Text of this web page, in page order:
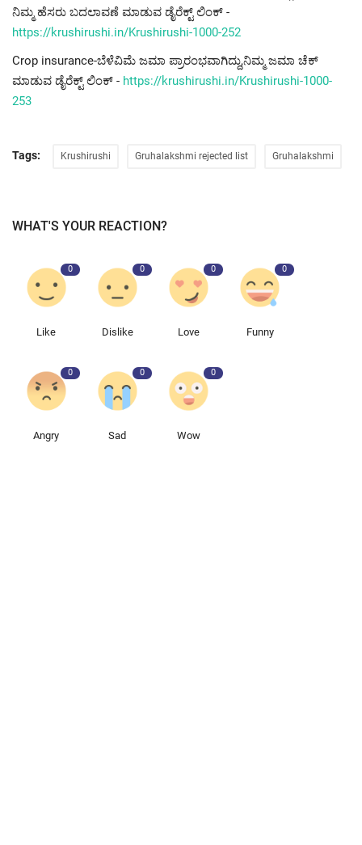
ನಿಮ್ಮ ಹೆಸರು ಬದಲಾವಣೆ ಮಾಡುವ ಡೈರೆಕ್ಟ್ ಲಿಂಕ್ -
https://krushirushi.in/Krushirushi-1000-252
Crop insurance-ಬೆಳೆವಿಮೆ ಜಮಾ ಪ್ರಾರಂಭವಾಗಿದ್ದು,ನಿಮ್ಮ ಜಮಾ ಚೆಕ್
ಮಾಡುವ ಡೈರೆಕ್ಟ್ ಲಿಂಕ್ - https://krushirushi.in/Krushirushi-1000-
253
Tags: Krushirushi Gruhalakshmi rejected list Gruhalakshmi
WHAT'S YOUR REACTION?
0
Like
0
Dislike
0
Love
0
Funny
0
Angry
0
Sad
0
Wow